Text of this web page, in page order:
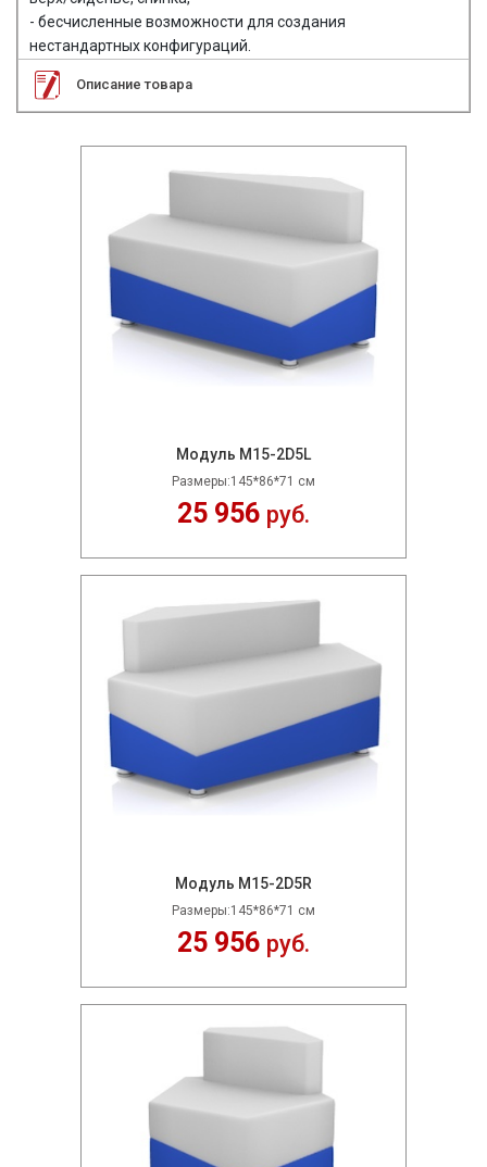
- бесчисленные возможности для создания
нестандартных конфигураций.
Описание товара
Модуль M15-2D5L
Размеры:145*86*71 см
25 956 руб.
Модуль M15-2D5R
Размеры:145*86*71 см
25 956 руб.